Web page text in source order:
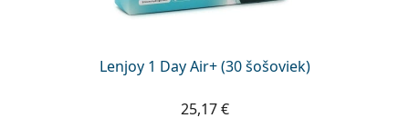
Lenjoy 1 Day Air+ (30 šošoviek)
25,17 €